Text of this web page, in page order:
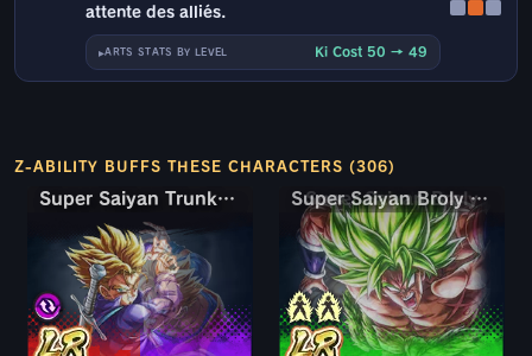
attente des alliés.
ARTS STATS BY LEVEL Ki Cost 50 → 49
Z-ABILITY BUFFS THESE CHARACTERS (306)
Super Saiyan Trunks jeune & Son Gohan
Super Saiyan Trunks jeune & Son Gohan Super Saiyan Broly : pleine puissance